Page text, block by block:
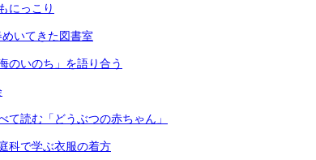
にっこり
いてきた図書室
のいのち」を語り合う
て読む「どうぶつの赤ちゃん」
科で学ぶ衣服の着方